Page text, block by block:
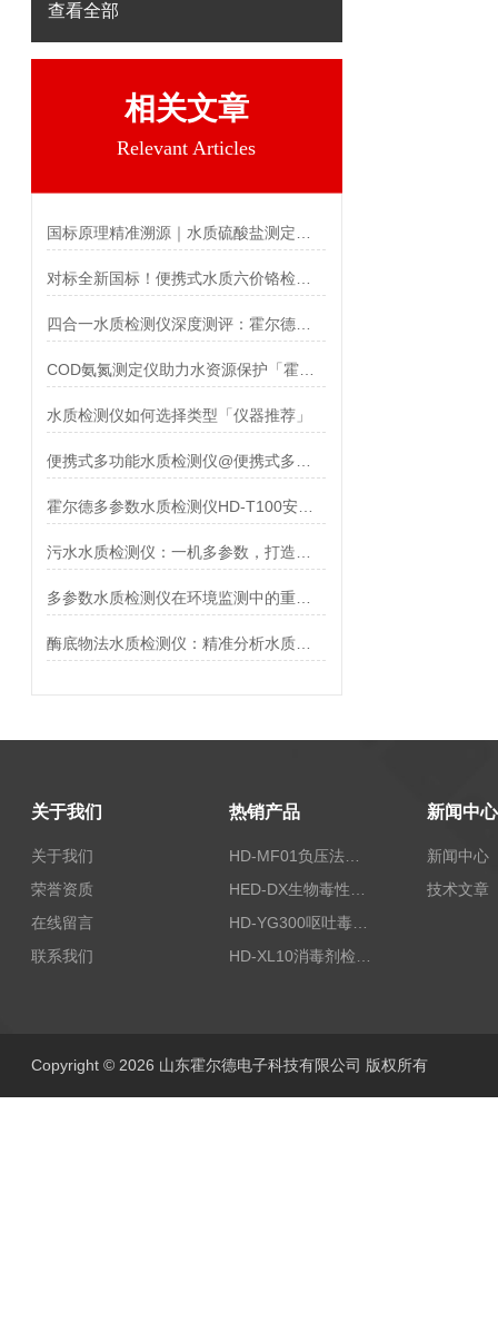
查看全部
相关文章
Relevant Articles
水质检测仪如何选择类型「仪器推荐」
关于我们
关于我们
荣誉资质
在线留言
联系我们
热销产品
HD-MF01负压法密封性测试仪
新闻中心
新闻中心
技术文章
Copyright © 2026 山东霍尔德电子科技有限公司 版权所有